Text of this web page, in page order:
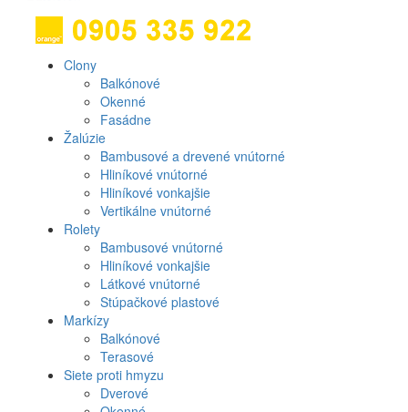
Produkt
menu
Clony
Balkónové
Okenné
Fasádne
Žalúzie
Bambusové a drevené vnútorné
Hliníkové vnútorné
Hliníkové vonkajšie
Vertikálne vnútorné
Rolety
Bambusové vnútorné
Hliníkové vonkajšie
Látkové vnútorné
Stúpačkové plastové
Markízy
Balkónové
Terasové
Siete proti hmyzu
Dverové